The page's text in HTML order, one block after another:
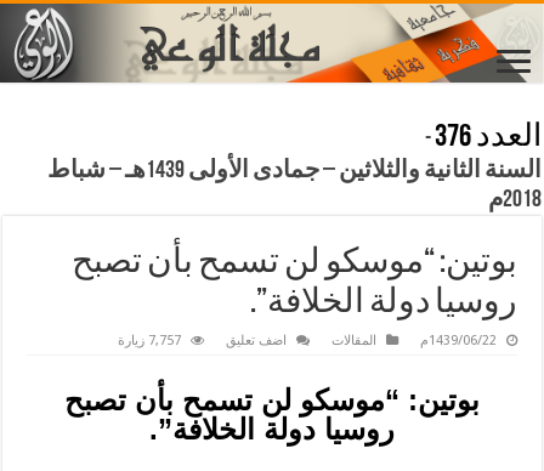
العدد 376
-
السنة الثانية والثلاثين – جمادى الأولى 1439هـ – شباط
2018م
بوتين: “موسكو لن تسمح بأن تصبح
روسيا دولة الخلافة”.
1439/06/22م المقالات اضف تعليق 7,757 زيارة
بوتين: “موسكو لن تسمح بأن تصبح
روسيا دولة الخلافة”.